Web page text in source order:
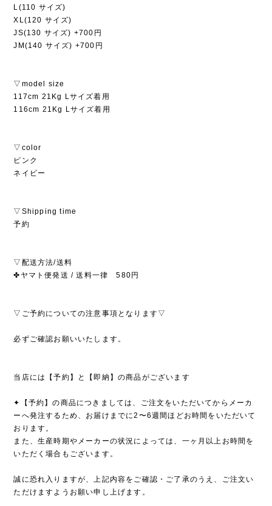
L(110 サイズ)
XL(120 サイズ)
JS(130 サイズ) +700円
JM(140 サイズ) +700円
▽model size
117cm 21Kg Lサイズ着用
116cm 21Kg Lサイズ着用
▽color
ピンク
ネイビー
▽Shipping time
予約
▽配送方法/送料
✤ヤマト便発送 / 送料一律 580円
▽ご予約についての注意事項となります▽
必ずご確認お願いいたします。
当店には【予約】と【即納】の商品がございます
✦【予約】の商品につきましては、ご注文をいただいてからメーカ
ーへ発注するため、お届けまでに2〜6週間ほどお時間をいただいて
おります。
また、生産時期やメーカーの状況によっては、一ヶ月以上お時間を
いただく場合もございます。
誠に恐れ入りますが、上記内容をご確認・ご了承のうえ、ご注文い
ただけますようお願い申し上げます。